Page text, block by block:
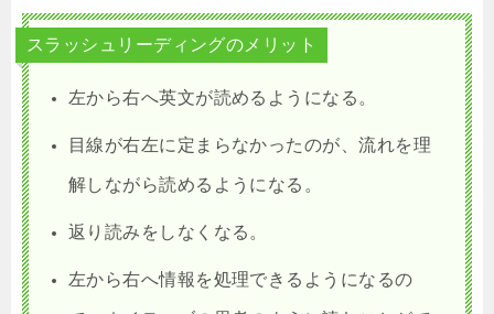
スラッシュリーディングのメリット
左から右へ英文が読めるようになる。
目線が右左に定まらなかったのが、流れを理
解しながら読めるようになる。
返り読みをしなくなる。
左から右へ情報を処理できるようになるの